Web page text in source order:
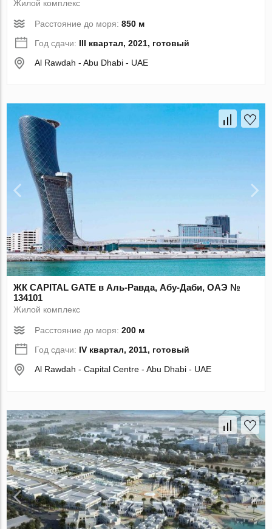
Жилой комплекс
Расстояние до моря:850 м
Год сдачи: III квартал, 2021, готовый
Al Rawdah - Abu Dhabi - UAE
ЖК CAPITAL GATE в Аль-Равда, Абу-Даби, ОАЭ №
134101
Жилой комплекс
Расстояние до моря:200 м
Год сдачи: IV квартал, 2011, готовый
Al Rawdah - Capital Centre - Abu Dhabi - UAE